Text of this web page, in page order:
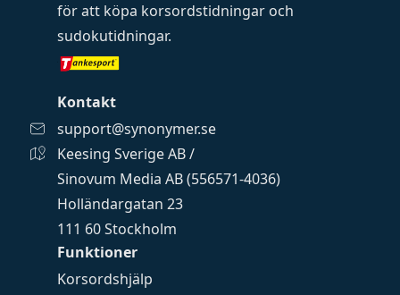
Funktioner
Korsordshjälp
för att köpa korsordstidningar och
sudokutidningar.
Kontakt
support@synonymer.se
Keesing Sverige AB /
Sinovum Media AB (556571-4036)
Holländargatan 23
111 60 Stockholm